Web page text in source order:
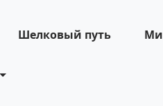
Шелковый путь